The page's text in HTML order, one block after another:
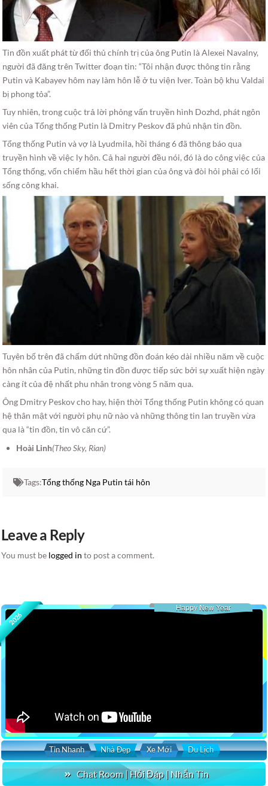
Tin đồn xuất phát từ đối thủ chính trị của ông Putin là Alexei Navalny,
người đã đăng trên Twitter đoạn tin: “Tôi nhận được thông tin rằng
Putin và Kabayev hôm nay làm hôn lễ ở tu viện Iver. Toàn bộ khu Valdai
bị phong tỏa”.
Tuy nhiên, trong cuộc trả lời phỏng vấn truyền hình Dozhd, phát ngôn
viên của Tổng thống Putin là Dmitry Peskov đã phủ nhận tin đồn.
Tổng thống Putin và vợ là Lyudmila, hồi tháng 6 đã thông báo qua
truyền hình về việc ly hôn. Cả hai người đều nói, đó là do công việc của
Tổng thống, vốn chiếm hầu hết thời gian của ông và đòi hỏi phải có lối
sống công khai.
Tuyên bố trên đã chấm dứt những đồn đoán kéo dài nhiều năm về cuộc
hôn nhân của Putin, những tin đồn được tiếp sức bởi sự xuất hiện ngày
càng ít của đệ nhất phu nhân trong vòng 5 năm qua.
Ông Dmitry Peskov cho hay, hiện thời Tổng thống Putin không có quan
hệ thân mật với người phụ nữ nào và những thông tin lan truyền vừa
qua là “tin đồn, tin vô căn cứ”.
Hoài Linh(Theo Sky, Rian)
Tags:Tổng thống Nga Putin tái hôn
Leave a Reply
You must be logged in to post a comment.
2026
Happy New Year
Tin Nhanh Nhà Đẹp Xe Mới Du Lịch
Chat Room | Hỏi Đáp | Nhắn Tin